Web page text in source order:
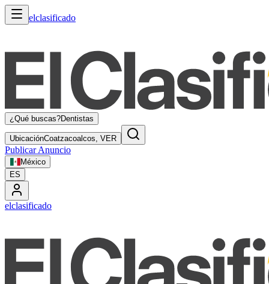
elclasificado
¿Qué buscas?Dentistas
UbicaciónCoatzacoalcos, VER
Publicar Anuncio
México
ES
elclasificado